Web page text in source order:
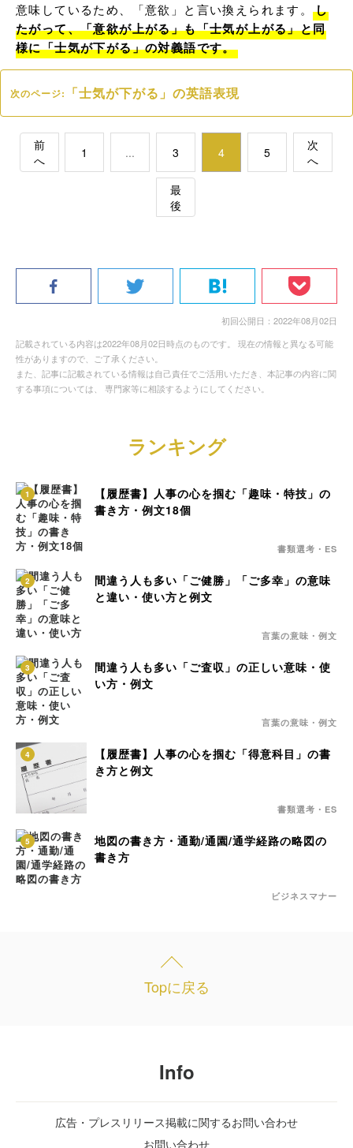
意味しているため、「意欲」と言い換えられます。し
たがって、「意欲が上がる」も「士気が上がる」と同
様に「士気が下がる」の対義語です。
次のページ: 「士気が下がる」の英語表現
前
へ
1 ... 3 4 5
次
へ
最
後
初回公開日：2022年08月02日
記載されている内容は2022年08月02日時点のものです。 現在の情報と異なる可能
性がありますので、ご了承ください。
また、記事に記載されている情報は自己責任でご活用いただき、本記事の内容に関
する事項については、 専門家等に相談するようにしてください。
ランキング
1
【履歴書】人事の心を掴む「趣味・特技」の
書き方・例文18個
書類選考・ES
2
間違う人も多い「ご健勝」「ご多幸」の意味
と違い・使い方と例文
言葉の意味・例文
3
間違う人も多い「ご査収」の正しい意味・使
い方・例文
言葉の意味・例文
4
【履歴書】人事の心を掴む「得意科目」の書
き方と例文
書類選考・ES
5
地図の書き方・通勤/通園/通学経路の略図の
書き方
ビジネスマナー
Topに戻る
Info
広告・プレスリリース掲載に関するお問い合わせ
お問い合わせ